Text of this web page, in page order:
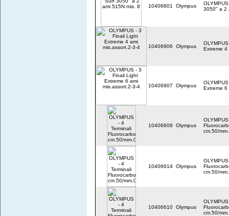
10406801 Olympus
3050" a 2
10406906 Olympus
Extreme 4
10406907 Olympus
Extreme 6
10406609 Olympus
cm.50/
10406614 Olympus
cm.50/
10406610 Olympus
cm.50/